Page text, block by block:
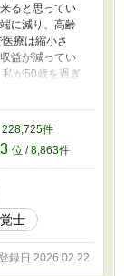
ると思ってい
に減り、高齢
療は縮小さ
益が減ってい
が50歳を過ぎ
りました。 国
には、少しで
つまり税金を
る側になれ
も作られると
ています。
228,725件
位 / 8,863件
士
録日 2026.02.22